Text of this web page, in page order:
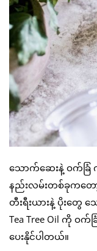
သောက်ဆေးနဲ့ ဝက်ခ
နည်းလမ်းတစ်ခုကတော့
တီးရီးယားနဲ့ ပိုးတွေ
Tea Tree Oil ကို ဝက်
ပေးနိုင်ပါတယ်။